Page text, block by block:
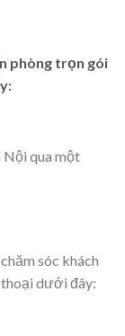
phòng trọn gói
Nội qua một
sóc khách
thoại dưới đây: